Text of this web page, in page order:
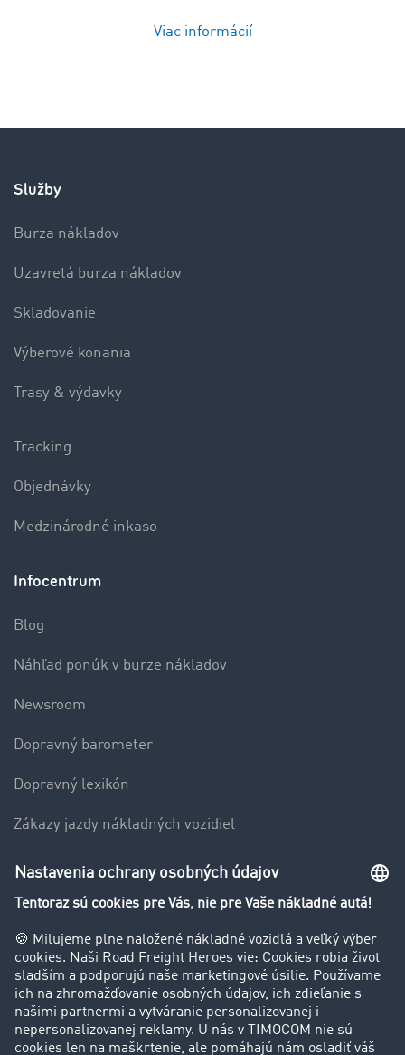
Viac informácií
Služby
Burza nákladov
Uzavretá burza nákladov
Skladovanie
Výberové konania
Trasy & výdavky
Tracking
Objednávky
Medzinárodné inkaso
Infocentrum
Blog
Náhľad ponúk v burze nákladov
Newsroom
Dopravný barometer
Dopravný lexikón
Zákazy jazdy nákladných vozidiel
Firma
Príbehy zákazníkov
Zákazníci získavajú zákazníkov